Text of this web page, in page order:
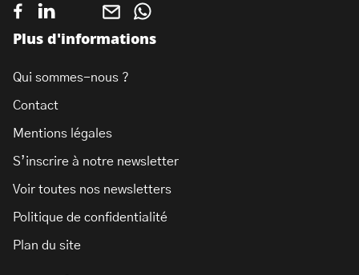
Plus d'informations
Qui sommes-nous ?
Contact
Mentions légales
S’inscrire à notre newsletter
Voir toutes nos newsletters
Politique de confidentialité
Plan du site